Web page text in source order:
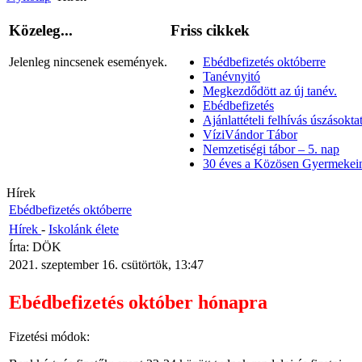
Közeleg...
Jelenleg nincsenek események.
Friss cikkek
Ebédbefizetés októberre
Tanévnyitó
Megkezdődött az új tanév.
Ebédbefizetés
Ajánlattételi felhívás
VíziVándor Tábor
Nemzetiségi tábor – 5. nap
30 éves a Közösen
Hírek
Ebédbefizetés októberre
Hírek - Iskolánk élete
Írta: DÖK
2021. szeptember 16. csütörtök, 13:47
Ebédbefizetés október hónapra
Fizetési módok: